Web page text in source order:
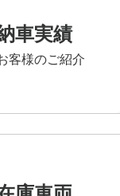
車実績
客様のご紹介